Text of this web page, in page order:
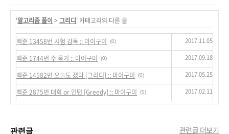
'알고리즘 풀이 > 그리디' 카테고리의 다른 글
백준 13458번 시험 감독 :: 마이구미 (0) 2017.11.05
백준 1744번 수 묶기 :: 마이구미 (0) 2017.09.18
백준 14582번 오늘도 졌다 [그리디] :: 마이구미 (0) 2017.05.25
백준 2875번 대회 or 인턴 [Greedy] :: 마이구미 (0) 2017.02.11
관련글 관련글 더보기